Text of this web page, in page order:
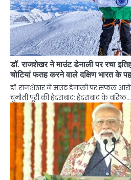
डॉ. राजशेखर ने माउंट डेनाली पर रचा
चोटियां फतह करने वाले दक्षिण भारत के
डॉ. राजशेखर ने माउंट डेनाली पर सफल
चुनौती पूरी की हैदराबाद: हैदराबाद के वरिष्ठ…